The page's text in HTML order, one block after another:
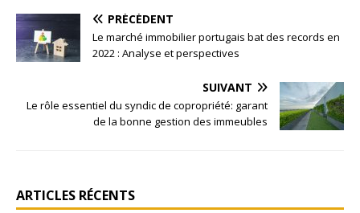
PRÉCÉDENT
Le marché immobilier portugais bat des records en
2022 : Analyse et perspectives
SUIVANT
Le rôle essentiel du syndic de copropriété: garant
de la bonne gestion des immeubles
ARTICLES RÉCENTS